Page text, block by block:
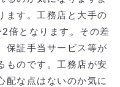
ます。工務店と大手の
倍となります。その差
保証手当サービス等が
ものです。工務店が安
配な点はないのか気に